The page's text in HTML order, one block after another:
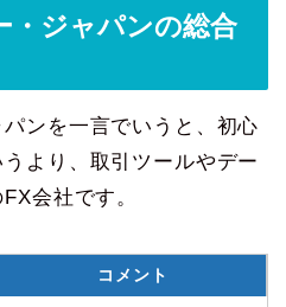
・ジャパンの総合
ンを一言でいうと、初心
より、取引ツールやデー
会社です。
コメント